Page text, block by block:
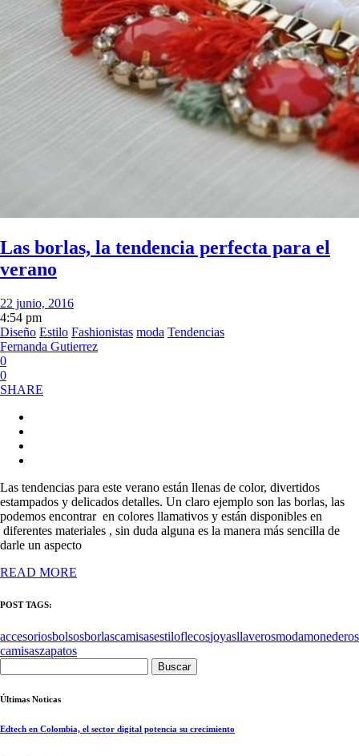
Las borlas, la tendencia perfecta para el
verano
22 junio, 2016
4:54 pm
Diseño Estilo Fashionistas moda Tendencias
Fernanda Gutierrez
0
0
SHARE
Las tendencias para este verano están llenas de color, divertidos
estampados y delicados detalles. Un claro ejemplo son las borlas, las
podemos encontrar en colores llamativos y están disponibles en
diferentes materiales , sin duda alguna es la manera más sencilla de
darle un aspecto
READ MORE
POST TAGS:
accesoriosbolsosborlascamisasestiloflecosjoyasllaverosmodamonederos
camisaszapatos
Últimas Noticas
Edtech en Colombia, el sector digital potencia su crecimiento